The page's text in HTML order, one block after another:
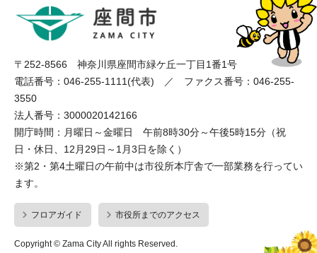
〒252-8566 神奈川県座間市緑ケ丘一丁目1番1号
電話番号：046-255-1111(代表) ／ ファクス番号：046-255-
3550
法人番号：3000020142166
開庁時間：月曜日～金曜日 午前8時30分～午後5時15分（祝
日・休日、12月29日～1月3日を除く）
※第2・第4土曜日の午前中は市役所本庁舎で一部業務を行ってい
ます。
フロアガイド 市役所までのアクセス
Copyright © Zama City All rights Reserved.